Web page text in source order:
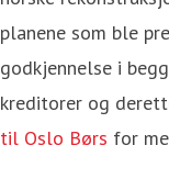
planene som ble
godkjennelse i
kreditorer og
til Oslo Børs for